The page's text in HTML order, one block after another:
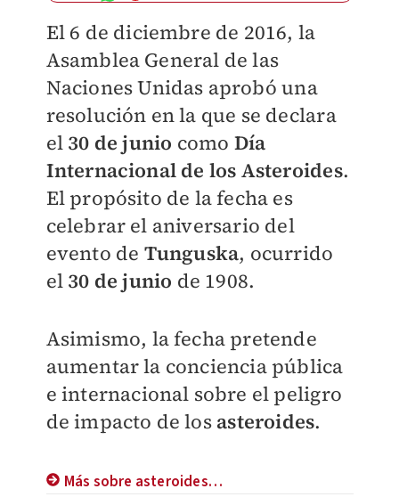
El 6 de diciembre de 2016, la
Asamblea General de las
Naciones Unidas aprobó una
resolución en la que se declara
el 30 de junio como Día
Internacional de los Asteroides.
El propósito de la fecha es
celebrar el aniversario del
evento de Tunguska, ocurrido
el 30 de junio de 1908.
Asimismo, la fecha pretende
aumentar la conciencia pública
e internacional sobre el peligro
de impacto de los asteroides.
Más sobre asteroides…